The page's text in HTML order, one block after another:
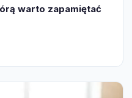
warto zapamiętać